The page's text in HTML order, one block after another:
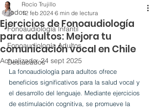
Todos
Fonoaudiología Infantil
Fonoaudiología Adultos
Destacados
Ejercicios de Fonoaudiología
para adultos: Mejora tu
comunicación vocal en Chile
Rocío Trujillo
12 feb 2024 6 min de lectura
Actualizado:24 sept 2025
La fonoaudiología para adultos ofrece
beneficios significativos para la salud vocal y
el desarrollo del lenguaje. Mediante ejercicios
de estimulación cognitiva, se promueve la